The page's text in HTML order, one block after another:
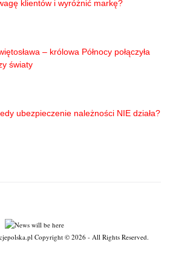
klientów i wyróżnić markę?
– królowa Północy połączyła
światy
ubezpieczenie należności NIE działa?
Copyright © 2026 - All Rights Reserved.